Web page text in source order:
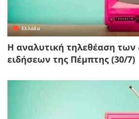
Ελλάδα
Η αναλυτική τηλεθέαση των
ειδήσεων της Πέμπτης (30/7)